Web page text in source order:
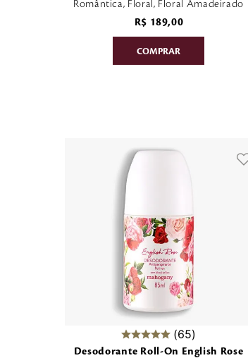
Romântica, Floral, Floral Amadeirado
R$ 189,00
65
Desodorante Roll-On English Rose